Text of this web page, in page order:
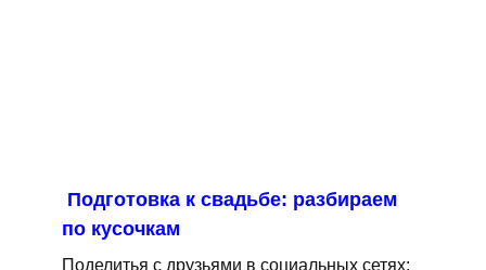
Подготовка к свадьбе: разбираем
по кусочкам
Поделитья с друзьями в социальных сетях: